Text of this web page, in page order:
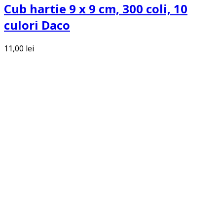
Cub hartie 9 x 9 cm, 300 coli, 10
culori Daco
11,00 lei